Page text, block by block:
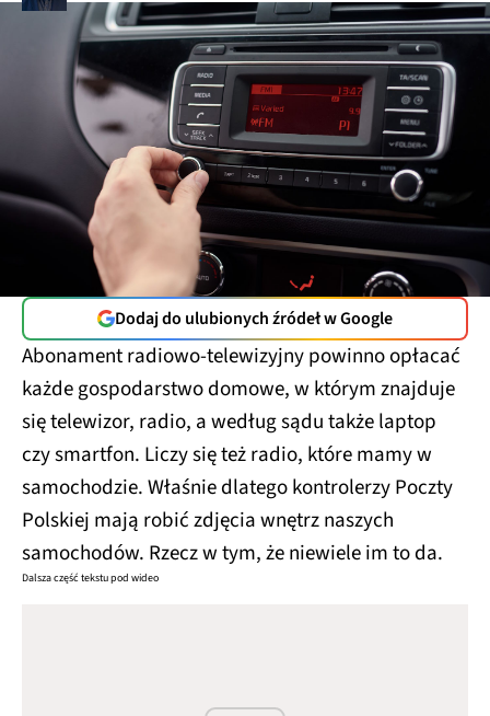
Dodaj do ulubionych źródeł w Google
Abonament radiowo-telewizyjny powinno opłacać
każde gospodarstwo domowe, w którym znajduje
się telewizor, radio, a według sądu także laptop
czy smartfon. Liczy się też radio, które mamy w
samochodzie. Właśnie dlatego kontrolerzy Poczty
Polskiej mają robić zdjęcia wnętrz naszych
samochodów. Rzecz w tym, że niewiele im to da.
Dalsza część tekstu pod wideo